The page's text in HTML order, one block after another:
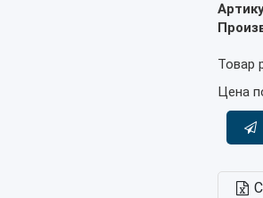
Товар
Цена